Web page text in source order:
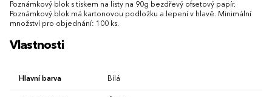
Poznámkový blok s tiskem na listy na 90g bezdřevý ofsetový papír.
Poznámkový blok má kartonovou podložku a lepení v hlavě. Minimální
množství pro objednání: 100 ks.
Vlastnosti
Hlavní barva Bílá